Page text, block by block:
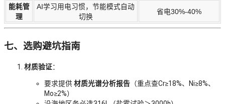
能耗管
理
AI学习用电习惯，节能模式自动
切换
省电30%-40%
七、选购避坑指南
材质验证：
要求提供材质光谱分析报告 （重点查Cr≥18%、Ni≥8%、
Mo≥2%）